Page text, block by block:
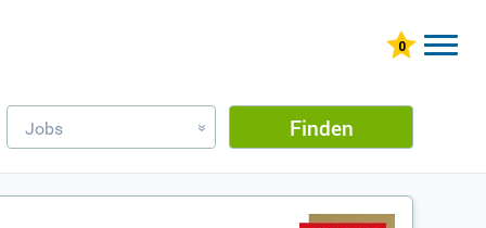
Jobs » Finden